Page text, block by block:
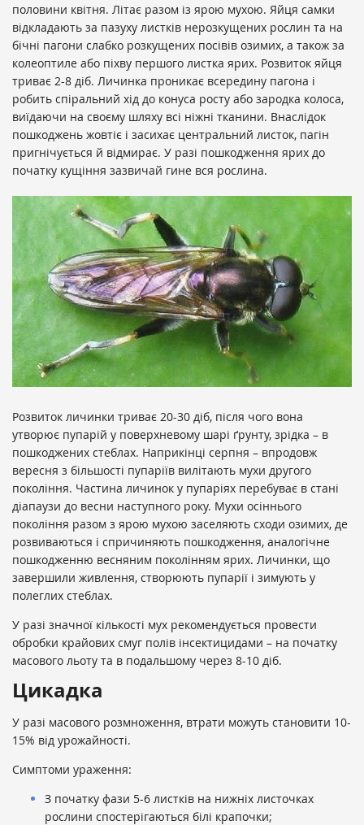
половини квітня. Літає разом із ярою мухою. Яйця самки
відкладають за пазуху листків нерозкущених рослин та на
бічні пагони слабко розкущених посівів озимих, а також за
колеоптиле або піхву першого листка ярих. Розвиток яйця
триває 2-8 діб. Личинка проникає всередину пагона і
робить спіральний хід до конуса росту або зародка колоса,
виїдаючи на своєму шляху всі ніжні тканини. Внаслідок
пошкоджень жовтіє і засихає центральний листок, пагін
пригнічується й відмирає. У разі пошкодження ярих до
початку кущіння зазвичай гине вся рослина.
Розвиток личинки триває 20-30 діб, після чого вона
утворює пупарій у поверхневому шарі ґрунту, зрідка – в
пошкоджених стеблах. Наприкінці серпня – впродовж
вересня з більшості пупаріїв вилітають мухи другого
покоління. Частина личинок у пупаріях перебуває в стані
діапаузи до весни наступного року. Мухи осіннього
покоління разом з ярою мухою заселяють сходи озимих, де
розвиваються і спричиняють пошкодження, аналогічне
пошкодженню весняним поколінням ярих. Личинки, що
завершили живлення, створюють пупарії і зимують у
полеглих стеблах.
У разі значної кількості мух рекомендується провести
обробки крайових смуг полів інсектицидами – на початку
масового льоту та в подальшому через 8-10 діб.
Цикадка
У разі масового розмноження, втрати можуть становити 10-
15% від урожайності.
Симптоми ураження:
З початку фази 5-6 листків на нижніх листочках
рослини спостерігаються білі крапочки;